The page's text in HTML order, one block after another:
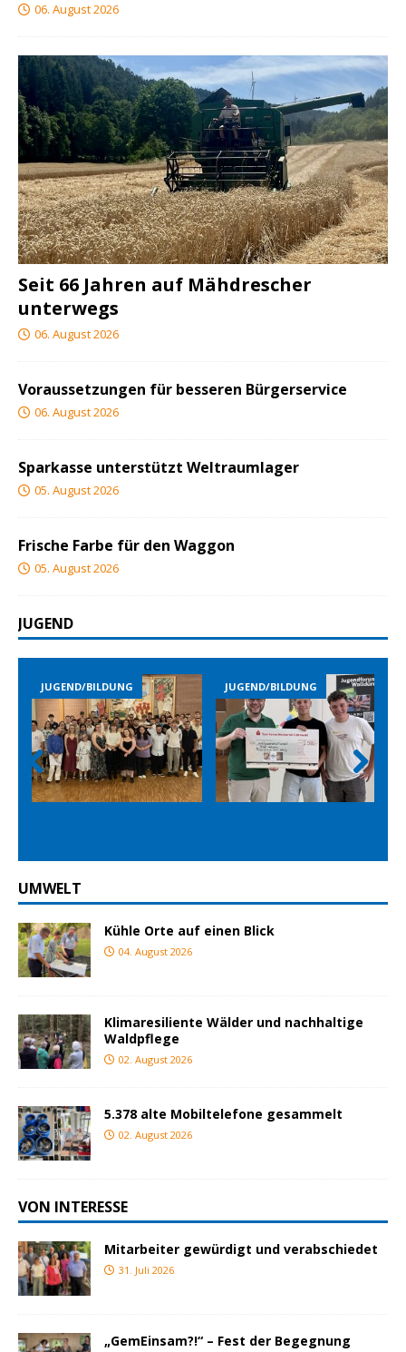
06. August 2026
Seit 66 Jahren auf Mähdrescher
unterwegs
06. August 2026
Voraussetzungen für besseren Bürgerservice
06. August 2026
Sparkasse unterstützt Weltraumlager
05. August 2026
Frische Farbe für den Waggon
05. August 2026
JUGEND
JUGEND/BILDUNG JUGEND/BILDUNG
Prev
ious
Nex
t
UMWELT
Kühle Orte auf einen Blick
04. August 2026
Klimaresiliente Wälder und nachhaltige
Waldpflege
02. August 2026
5.378 alte Mobiltelefone gesammelt
02. August 2026
VON INTERESSE
Mitarbeiter gewürdigt und verabschiedet
31. Juli 2026
„GemEinsam?!“ – Fest der Begegnung